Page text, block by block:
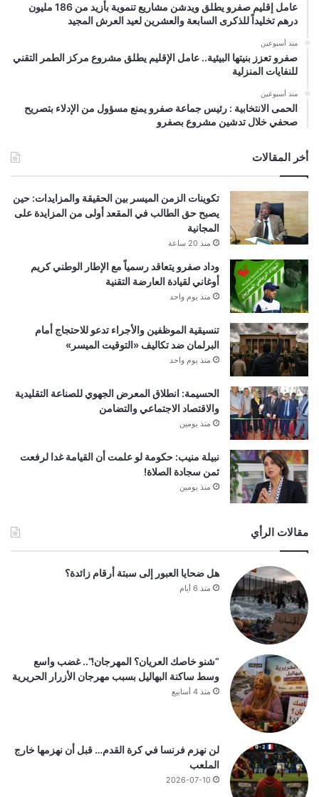
عامل إقليم صفرو يطلق ويدشن مشاريع تنموية بأزيد من 186 مليون
درهم تخليداً للذكرى السابعة والعشرين لعيد العرش المجيد
منذ أسبوعين
صفرو تعزز بنيتها البيئية.. عامل الإقليم يطلق مشروع مركز الطمر التقني
للنفايات المنزلية
منذ أسبوعين
الحمى الانتخابية : رئيس جماعة صفرو يمنع مسؤول من الإدلاء بتصريح
صحفي خلال تدشين مشروع بصفرو
أخر المقالات
تكوينات الزمن الميسر بين الحقيقة والمزايدات: حين
يصبح حق الطالب في المقعد أولى من المزايدة على
المجانية
منذ 20 ساعة
وداد صفرو يتعاقد رسمياً مع الإطار الوطني كريم
أوغاني لقيادة العارضة التقنية
منذ يوم واحد
تنسيقية الموظفين والأجراء تدعو للاحتجاج أمام
البرلمان ضد تكاليف «التوقيت الميسر»
منذ يوم واحد
الحسيمة: انطلاق المعرض الجهوي للصناعة التقليدية
والاقتصاد الاجتماعي والتضامن
منذ يومين
نبيلة منيب: حكومة لو علمت أن القيامة غدا لرفعت
ثمن سجادة الصلاة!
منذ يومين
مقالات الرأي
هل ضحايا العبور إلى سبتة أرقام زائدة؟
منذ 6 أيام
“شنو خاصك العريان؟ المهرجان!”.. غضب واسع
وسط ساكنة البهاليل بسبب مهرجان الأزرار الحريرية
منذ 4 أسابيع
لن نهزم فرنسا في كرة القدم… قبل أن نهزمها خارج
الملعب
2026-07-10